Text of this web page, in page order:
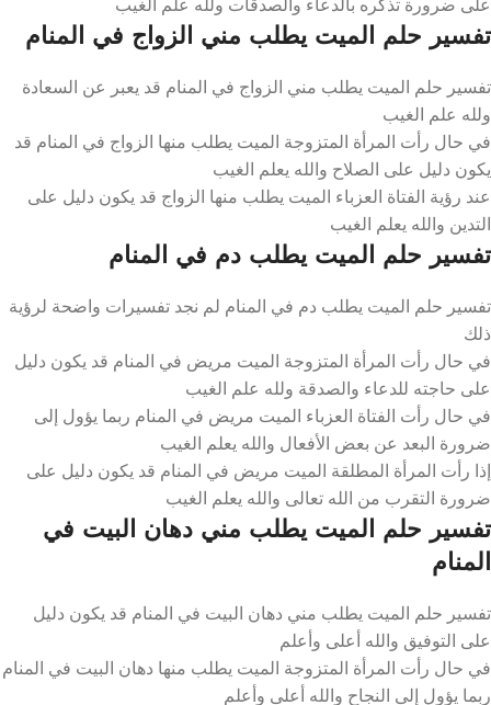
تفسير حلم الميت يطلب مني الزواج في المنام
تفسير حلم الميت يطلب مني الزواج في المنام قد يعبر عن السعادة
ولله علم الغيب
في حال رأت المرأة المتزوجة الميت يطلب منها الزواج في المنام قد
يكون دليل على الصلاح والله يعلم الغيب
عند رؤية الفتاة العزباء الميت يطلب منها الزواج قد يكون دليل على
التدين والله يعلم الغيب
تفسير حلم الميت يطلب دم في المنام
تفسير حلم الميت يطلب دم في المنام لم نجد تفسيرات واضحة لرؤية
ذلك
في حال رأت المرأة المتزوجة الميت مريض في المنام قد يكون دليل
على حاجته للدعاء والصدقة ولله علم الغيب
في حال رأت الفتاة العزباء الميت مريض في المنام ربما يؤول إلى
ضرورة البعد عن بعض الأفعال والله يعلم الغيب
إذا رأت المرأة المطلقة الميت مريض في المنام قد يكون دليل على
ضرورة التقرب من الله تعالى والله يعلم الغيب
تفسير حلم الميت يطلب مني دهان البيت في
المنام
تفسير حلم الميت يطلب مني دهان البيت في المنام قد يكون دليل
على التوفيق والله أعلى وأعلم
في حال رأت المرأة المتزوجة الميت يطلب منها دهان البيت في المنام
ربما يؤول إلى النجاح والله أعلى وأعلم